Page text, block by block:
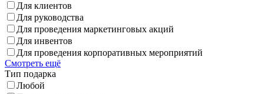
Для клиентов
Для руководства
Для проведения маркетинговых акций
Для инвентов
Для проведения корпоративных мероприятий
Смотреть ещё
Тип подарка
Любой